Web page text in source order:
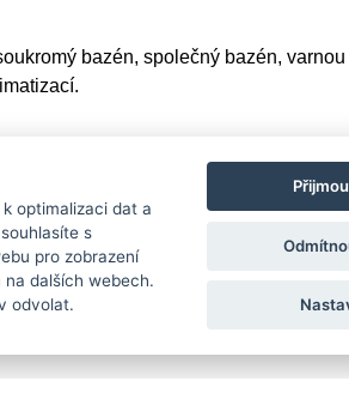
bazén, společný bazén,
optimalizaci dat a
s
pro zobrazení
dalších webech.
odvolat.